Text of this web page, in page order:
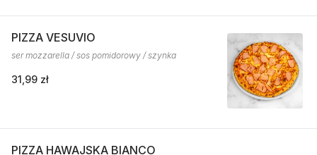
PIZZA VESUVIO
ser mozzarella / sos pomidorowy / szynka
31,99 zł
PIZZA HAWAJSKA BIANCO